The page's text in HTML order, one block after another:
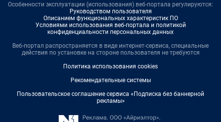
Особенности эксплуатации (использования) веб-портала регулируются:
Руководством пользователя
Описанием функциональных характеристик ПО
Условиями использования веб-портала и политикой
конфиденциальности персональных данных
Веб-портал распространяется в виде интернет-сервиса, специальные
действия по установке на стороне пользователя не требуются
Политика использования cookies
Рекомендательные системы
Пользовательское соглашение сервиса «Подписка без баннерной
рекламы»